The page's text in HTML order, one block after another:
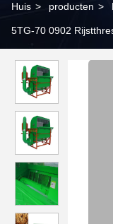
Huis > producten >
5TG-70 0902